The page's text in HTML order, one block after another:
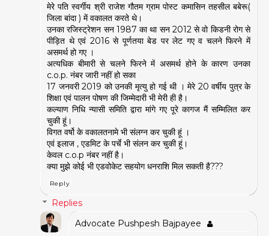
मेरे पति स्वर्गीय श्री राजेश गौतम ग्राम पोस्ट कमासिन तहसील बबेरू(
जिला बांदा ) में वकालत करते थे।
उनका रजिस्ट्रेशन सन 1987 का था सन 2012 से वो किडनी रोग से
पीड़ित थे एवं 2016 से पूर्णतया बेड पर लेट गए व चलने फिरने में
असमर्थ हो गए ।
अत्यधिक बीमारी से चलने फिरने में असमर्थ होने के कारण उनका
c.o.p. नंबर जारी नहीं हो सका
17 जनवरी 2019 को उनकी मृत्यु हो गई थी । मेरे 20 वर्षीय पुत्र के
शिक्षा एवं पालन पोषण की जिम्मेदारी भी मेरी ही है।
कल्याण निधि न्यासी समिति द्वारा मांगे गए पूरे कागज मैं सम्मिलित कर
चुकी हूं।
विगत वर्षो के वकालतनामे भी संलग्न कर चुकी हूं ।
एवं इलाज , एडमिट के पर्चे भी संलन कर चुकी हूं।
केवल c.o.p नंबर नहीं है।
क्या मुझे कोई भी एडवोकेट सहयोग धनराशि मिल सकती है???
Reply
Replies
Advocate Pushpesh Bajpayee